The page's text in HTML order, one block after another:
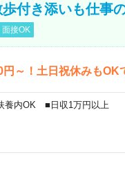
付き添いも仕事
接OK
～！土日祝休みもOK
養内OK ■日収1万円以上